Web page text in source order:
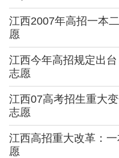
江西2007年高招一本
愿
江西今年高招规定出
志愿
江西07高考招生重大
志愿
江西高招重大改革：
愿